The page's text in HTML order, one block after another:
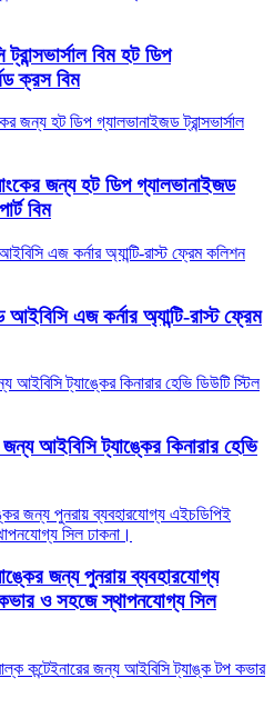
বিম হট ডিপ
ক্রস বিম
জন্য হট ডিপ গ্যালভানাইজড
বিম
এজ কর্নার অ্যান্টি-রাস্ট ফ্রেম
আইবিসি ট্যাঙ্কের কিনারার হেভি
জন্য পুনরায় ব্যবহারযোগ্য
ও সহজে স্থাপনযোগ্য সিল